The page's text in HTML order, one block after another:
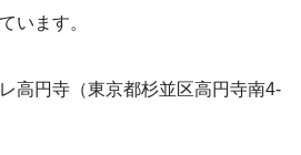
います。
高円寺（東京都杉並区高円寺南4-